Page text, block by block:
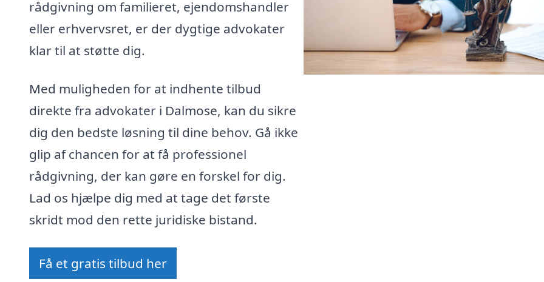
rådgivning om familieret, ejendomshandler
eller erhvervsret, er der dygtige advokater
klar til at støtte dig.
Med muligheden for at indhente tilbud
direkte fra advokater i Dalmose, kan du sikre
dig den bedste løsning til dine behov. Gå ikke
glip af chancen for at få professionel
rådgivning, der kan gøre en forskel for dig.
Lad os hjælpe dig med at tage det første
skridt mod den rette juridiske bistand.
Få et gratis tilbud her